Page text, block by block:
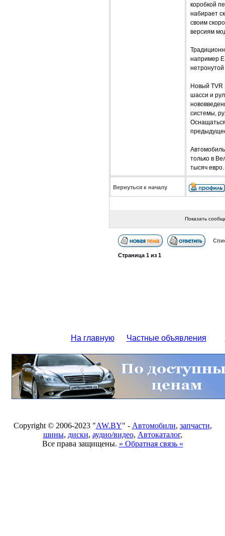
коробкой
набирает
своим
версиям
например
Новый TVR
шасси и
системы,
только в
тысяч евро.
Вернуться к началу
Показать
Страница 1из 1
На главную Частные объявления
Copyright © 2006-2023 "AW.BY" - Автомобили, запчасти,
шины, диски, аудио/видео, Автокаталог,
Все права защищены. » Обратная связь «